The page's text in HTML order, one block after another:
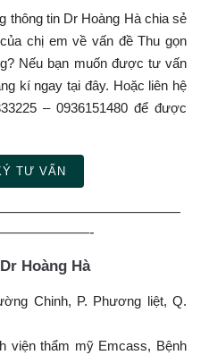
thông tin Dr Hoàng Hà chia sẻ
chị em về vấn đề Thu gọn
Nếu bạn muốn được tư vấn
kí ngay tại đây. Hoặc liên hệ
– 0936151480 để được
TƯ VẤN
Hoàng Hà
Chinh, P. Phương liệt, Q.
viện thẩm mỹ Emcass, Bệnh